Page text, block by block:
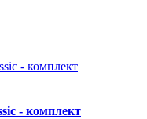
- комплект